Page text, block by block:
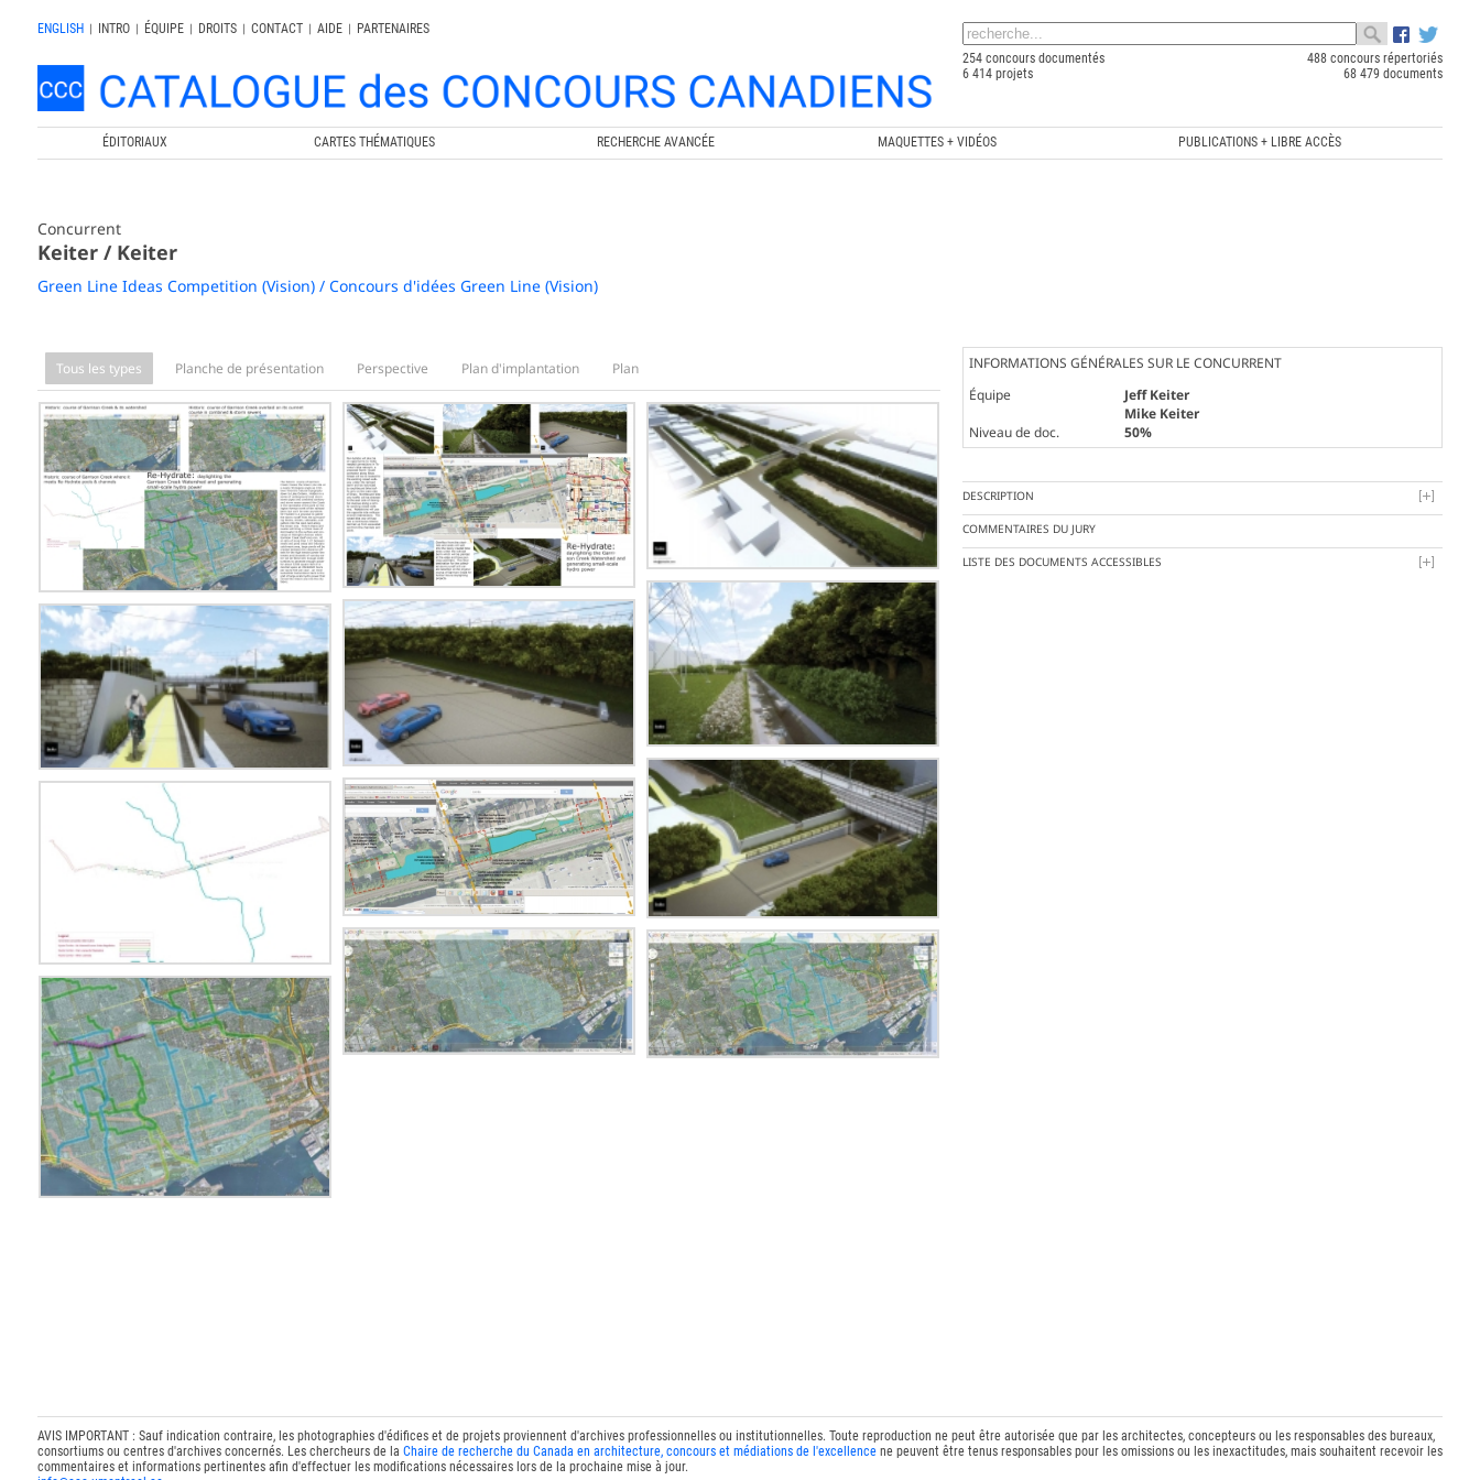
ENGLISH | INTRO | ÉQUIPE | DROITS | CONTACT | AIDE |
PARTENAIRES
254 concours documentés
488 concours répertoriés
6 414 projets
68 479 documents
ÉDITORIAUX CARTES THÉMATIQUES RECHERCHE AVANCÉE MAQUETTES + VIDÉOS PUBLICATIONS + LIBRE ACCÈS
Concurrent
Keiter / Keiter
Green Line Ideas Competition (Vision) / Concours d'idées Green Line (Vision)
Tous les types Planche de présentation Perspective Plan d'implantation Plan
INFORMATIONS GÉNÉRALES SUR LE CONCURRENT
Équipe
Jeff Keiter
Mike Keiter
Niveau de doc.
50%
DESCRIPTION
COMMENTAIRES DU JURY
LISTE DES DOCUMENTS ACCESSIBLES
AVIS IMPORTANT : Sauf indication contraire, les photographies d'édifices et de projets proviennent d'archives professionnelles ou institutionnelles. Toute reproduction ne peut être autorisée que par les architectes, concepteurs ou les responsables des bureaux,
consortiums ou centres d'archives concernés. Les chercheurs de la Chaire de recherche du Canada en architecture, concours et médiations de l'excellencene peuvent être tenus responsables pour les omissions ou les inexactitudes, mais souhaitent recevoir les
commentaires et informations pertinentes afin d'effectuer les modifications nécessaires lors de la prochaine mise à jour.